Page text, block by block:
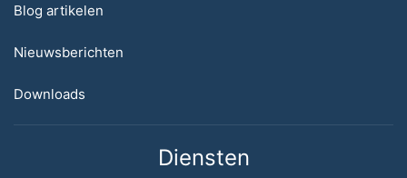
Blog artikelen
Nieuwsberichten
Downloads
Diensten